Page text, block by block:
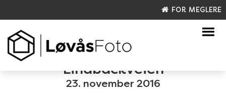
FOR MEGLERE
Lindbäckveien
23. november 2016